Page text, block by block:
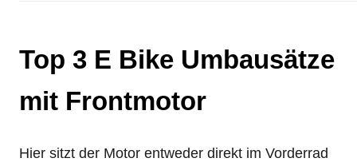
Top 3 E Bike Umbausätze
mit Frontmotor
Hier sitzt der Motor entweder direkt im Vorderrad